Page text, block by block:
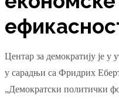
Центар за демократију је у
у сарадњи са Фридрих
„Демократски политички